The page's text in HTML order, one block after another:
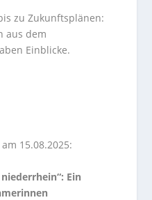
zu Zukunftsplänen:
aus dem
Einblicke.
15.08.2025:
Ein